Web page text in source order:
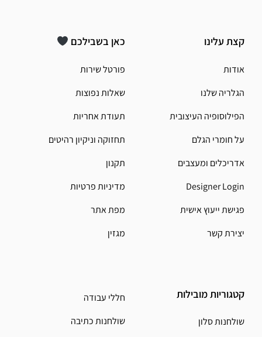
קצת עלינו
אודות
הגלריה שלנו
הפילוסופיה העיצובית
על חומרי הגלם
אדריכלים ומעצבים
Designer Login
פגישת ייעוץ אישית
יצירת קשר
קטגוריות מובילות
שולחנות סלון
כאן בשבילכם
פורטל שירות
שאלות נפוצות
תעודת אחריות
תחזוקה וניקיון רהיטים
תקנון
מדיניות פרטיות
מפת אתר
מגזין
חללי עבודה
שולחנות כתיבה